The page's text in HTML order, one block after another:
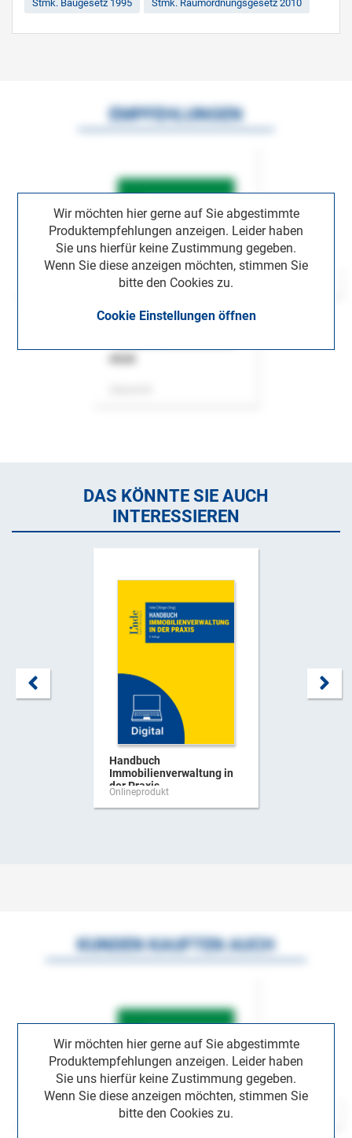
Stmk. Baugesetz 1995 Stmk. Raumordnungsgesetz 2010
Wir möchten hier gerne auf Sie abgestimmte
Produktempfehlungen anzeigen. Leider haben
Sie uns hierfür keine Zustimmung gegeben.
Wenn Sie diese anzeigen möchten, stimmen Sie
bitte den Cookies zu.
Cookie Einstellungen öffnen
EMPFEHLUNGEN
DAS KÖNNTE SIE AUCH
INTERESSIEREN
Handbuch
Immobilienverwaltung in
der Praxis
Onlineprodukt
Wir möchten hier gerne auf Sie abgestimmte
Produktempfehlungen anzeigen. Leider haben
Sie uns hierfür keine Zustimmung gegeben.
Wenn Sie diese anzeigen möchten, stimmen Sie
bitte den Cookies zu.
KUNDEN KAUFTEN AUCH